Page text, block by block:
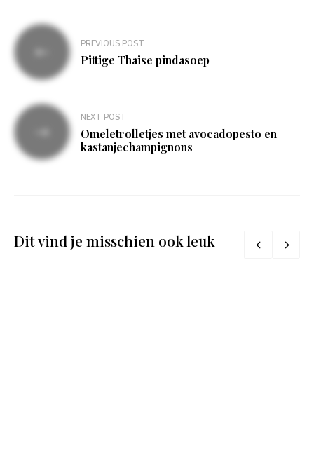
Bericht
navigatie
PREVIOUS POST
Pittige Thaise pindasoep
NEXT POST
Omeletrolletjes met avocadopesto en
kastanjechampignons
Dit vind je misschien ook leuk